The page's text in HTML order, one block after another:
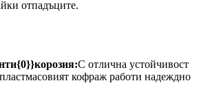
отпадъците.
С отлична устойчивост
кофраж работи надеждно